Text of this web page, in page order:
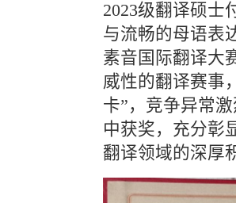
2023级翻译硕士
与流畅的母语表
素音国际翻译大
威性的翻译赛事
卡”，竞争异常
中获奖，充分彰
翻译领域的深厚